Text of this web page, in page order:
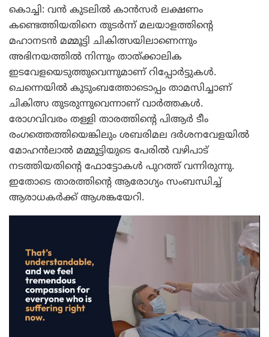
കൊച്ചി: വൻ കുടലിൽ കാൻസർ ലക്ഷണം
കണ്ടെത്തിയതിനെ തുടർന്ന് മലയാളത്തിന്റെ
മഹാനടൻ മമ്മൂട്ടി ചികിത്സയിലാണെന്നും
അഭിനയത്തിൽ നിന്നും താത്ക്കാലിക
ഇടവേളയെടുത്തുവെന്നുമാണ് റിപ്പോർട്ടുകൾ.
ചെന്നെയിൽ കുടുംബത്തോടൊപ്പം താമസിച്ചാണ്
ചികിത്സ തുടരുന്നുവെന്നാണ് വാർത്തകൾ.
രോഗവിവരം തള്ളി താരത്തിന്റെ പിആർ ടീം
രംഗത്തെത്തിയെങ്കിലും ശബരിമല ദർശനവേളയിൽ
മോഹൻലാൽ മമ്മൂട്ടിയുടെ പേരിൽ വഴിപാട്
നടത്തിയതിന്റെ ഫോട്ടോകൾ പുറത്ത് വന്നിരുന്നു.
ഇതോടെ താരത്തിന്റെ ആരോഗ്യം സംബന്ധിച്ച്
ആരാധകർക്ക് ആശങ്കയേറി.